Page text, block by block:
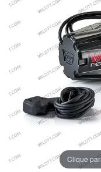
Clique